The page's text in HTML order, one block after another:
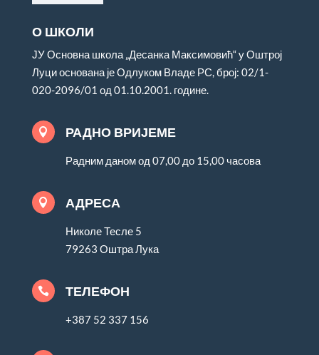
О ШКОЛИ
ЈУ Основна школа „Десанка Максимовић“ у Оштрој
Луци основана је Одлуком Владе РС, број: 02/1-
020-2096/01 од 01.10.2001. године.
 РАДНО ВРИЈЕМЕ
Радним даном од 07,00 до 15,00 часова
 АДРЕСА
Николе Тесле 5
79263 Оштра Лука
 ТЕЛЕФОН
+387 52 337 156